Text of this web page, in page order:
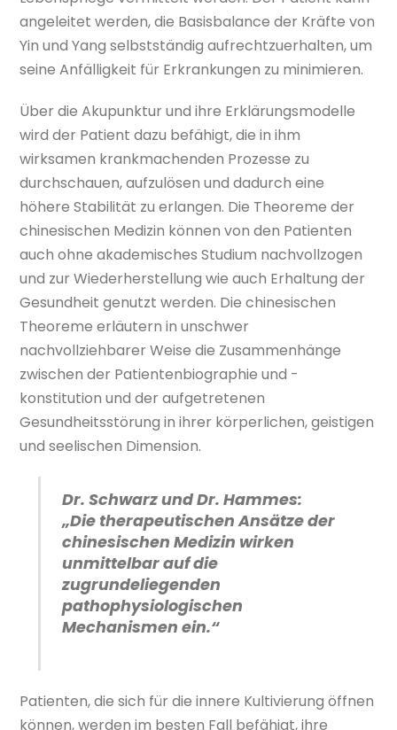
angeleitet werden, die Basisbalance der Kräfte von
Yin und Yang selbstständig aufrechtzuerhalten, um
seine Anfälligkeit für Erkrankungen zu minimieren.
Über die Akupunktur und ihre Erklärungsmodelle
wird der Patient dazu befähigt, die in ihm
wirksamen krankmachenden Prozesse zu
durchschauen, aufzulösen und dadurch eine
höhere Stabilität zu erlangen. Die Theoreme der
chinesischen Medizin können von den Patienten
auch ohne akademisches Studium nachvollzogen
und zur Wiederherstellung wie auch Erhaltung der
Gesundheit genutzt werden. Die chinesischen
Theoreme erläutern in unschwer
nachvollziehbarer Weise die Zusammenhänge
zwischen der Patientenbiographie und -
konstitution und der aufgetretenen
Gesundheitsstörung in ihrer körperlichen, geistigen
und seelischen Dimension.
Dr. Schwarz und Dr. Hammes:
„Die therapeutischen Ansätze der
chinesischen Medizin wirken
unmittelbar auf die
zugrundeliegenden
pathophysiologischen
Mechanismen ein.“
Patienten, die sich für die innere Kultivierung öffnen
können, werden im besten Fall befähigt, ihre